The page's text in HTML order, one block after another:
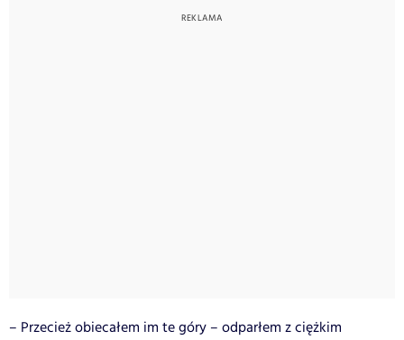
– Przecież obiecałem im te góry – odparłem z ciężkim